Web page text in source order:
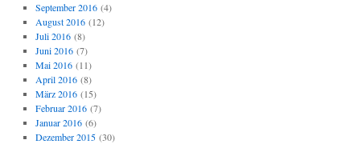
September 2016(4)
August 2016(12)
Juli 2016(8)
Juni 2016(7)
Mai 2016(11)
April 2016(8)
März 2016(15)
Februar 2016(7)
Januar 2016(6)
Dezember 2015(30)